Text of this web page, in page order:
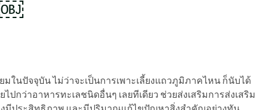
￼
ในปัจจุบัน ไม่ว่าจะเป็นการเพาะเลี้ยงแถวภูมิภาคไหน ก็นับได้
กว่าอาหารทะเลชนิดอื่นๆ เลยทีเดียว ช่วยส่งเสริมการส่งเสริม